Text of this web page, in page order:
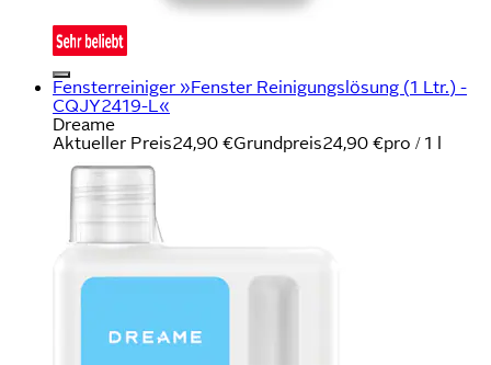
Fensterreiniger »Fenster Reinigungslösung (1 Ltr.) -
CQJY2419-L«
Dreame
Aktueller Preis24,90 €Grundpreis24,90 €pro / 1 l